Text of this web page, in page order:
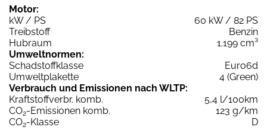
Motor:
kW / PS
60 kW / 82 PS
Treibstoff
Benzin
Hubraum
1.199 cm³
Umweltnormen:
Schadstoffklasse
Euro6d
Umweltplakette
4 (Green)
Verbrauch und Emissionen nach WLTP:
Kraftstoffverbr. komb.
5,4 l/100km
CO2-Emissionen komb.
123 g/km
CO2-Klasse
D